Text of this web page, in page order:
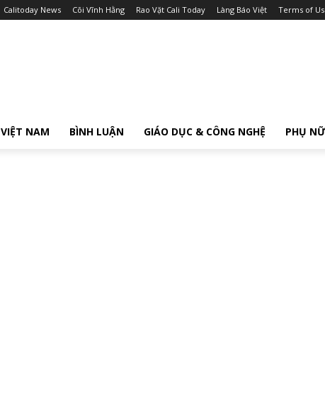
Calitoday News Cõi Vĩnh Hằng Rao Vặt Cali Today Làng Báo Việt Terms of
VIỆT NAM BÌNH LUẬN GIÁO DỤC & CÔNG NGHỆ PHỤ NỮ